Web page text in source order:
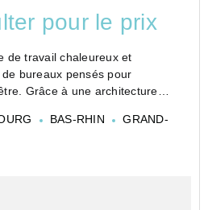
pour le prix
de travail chaleureux et
bureaux pensés pour
Grâce à une architecture
naturelle abondante tout au
BAS-RHIN
GRAND-